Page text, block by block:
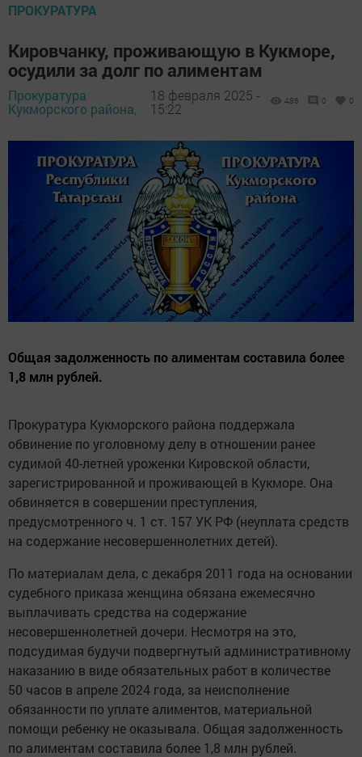
ПРОКУРАТУРА
Кировчанку, проживающую в Кукморе,
осудили за долг по алиментам
Прокуратура
Кукморского района,
18 февраля 2025 -
15:22
486 0 0
Общая задолженность по алиментам составила более
1,8 млн рублей.
Прокуратура Кукморского района поддержала
обвинение по уголовному делу в отношении ранее
судимой 40-летней уроженки Кировской области,
зарегистрированной и проживающей в Кукморе. Она
обвиняется в совершении преступления,
предусмотренного ч. 1 ст. 157 УК РФ (неуплата средств
на содержание несовершеннолетних детей).
По материалам дела, с декабря 2011 года на основании
судебного приказа женщина обязана ежемесячно
выплачивать средства на содержание
несовершеннолетней дочери. Несмотря на это,
подсудимая будучи подвергнутый административному
наказанию в виде обязательных работ в количестве
50 часов в апреле 2024 года, за неисполнение
обязанности по уплате алиментов, материальной
помощи ребенку не оказывала. Общая задолженность
по алиментам составила более 1,8 млн рублей.